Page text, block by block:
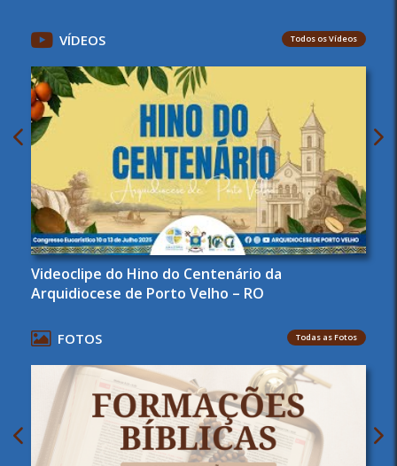
VÍDEOS Todos os Vídeos
Videoclipe do Hino do Centenário da
Arquidiocese de Porto Velho – RO
FOTOS Todas as Fotos